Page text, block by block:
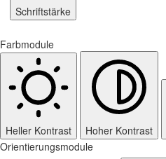
Schriftstärke
Farbmodule
Heller Kontrast Hoher Kontrast
Orientierungsmodule